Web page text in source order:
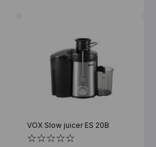
VOX Slow juicer ES 20B